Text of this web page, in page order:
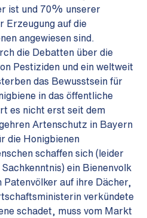
ist und 70% unserer
Erzeugung auf die
angewiesen sind.
die Debatten über die
Pestiziden und ein weltweit
das Bewusstsein für
in das öffentliche
es nicht erst seit dem
Artenschutz in Bayern
die Honigbienen
schaffen sich (leider
ein Bienenvolk
auf ihre Dächer,
verkündete
schadet, muss vom Markt